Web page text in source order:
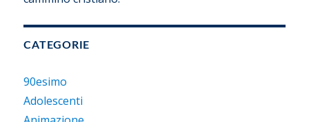
CATEGORIE
90esimo
Adolescenti